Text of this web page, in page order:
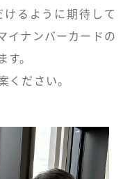
るように期待して
イナンバーカードの
。
ください。